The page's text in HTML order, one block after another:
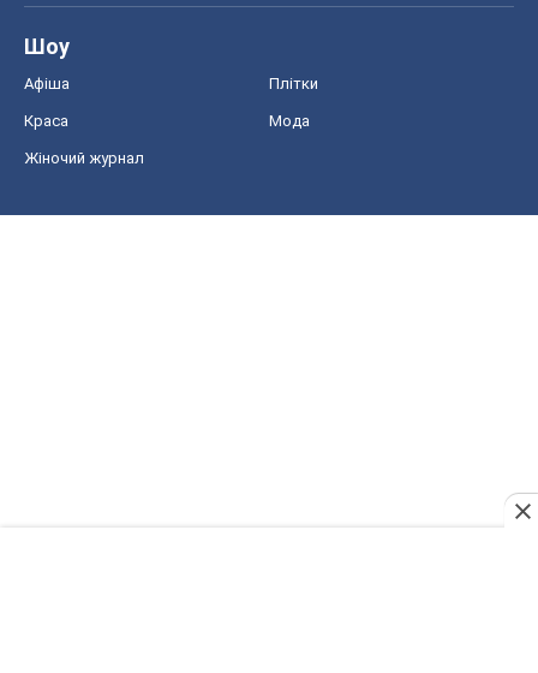
Шоу
Афіша Плітки
Краса Мода
Жіночий журнал